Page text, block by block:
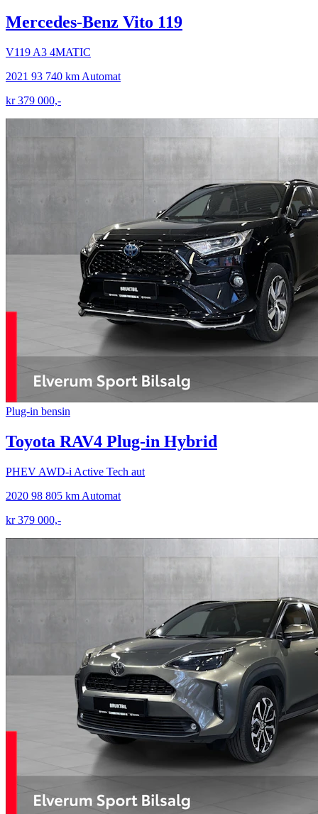
Mercedes-Benz Vito 119
V119 A3 4MATIC
2021 93 740 km Automat
kr 379 000,-
Plug-in bensin
Toyota RAV4 Plug-in Hybrid
PHEV AWD-i Active Tech aut
2020 98 805 km Automat
kr 379 000,-